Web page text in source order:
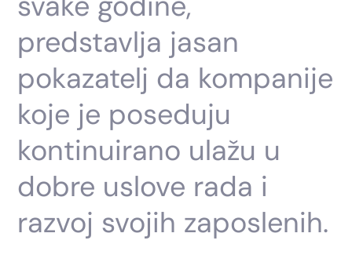
predstavlja jasan
pokazatelj da kompanije
koje je poseduju
kontinuirano ulažu u
dobre uslove rada i
razvoj svojih zaposlenih.